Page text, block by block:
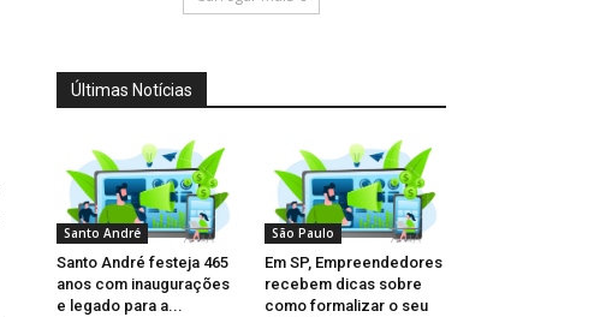
Últimas Notícias
Santo André
Santo André festeja 465
anos com inaugurações
e legado para a...
São Paulo
Em SP, Empreendedores
recebem dicas sobre
como formalizar o seu